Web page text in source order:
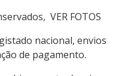
VER FOTOS
nacional, envios
de pagamento.